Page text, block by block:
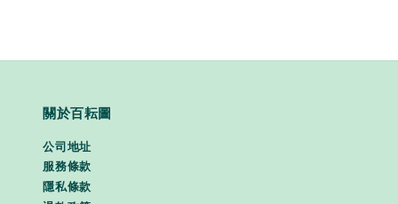
關於百耘圖
公司地址
服務條款
隱私條款